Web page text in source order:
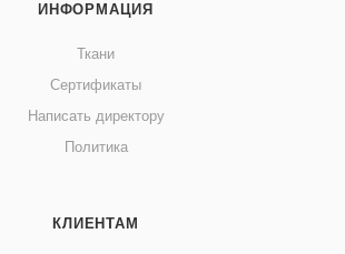
ИНФОРМАЦИЯ
Ткани
Сертификаты
Написать директору
Политика
КЛИЕНТАМ